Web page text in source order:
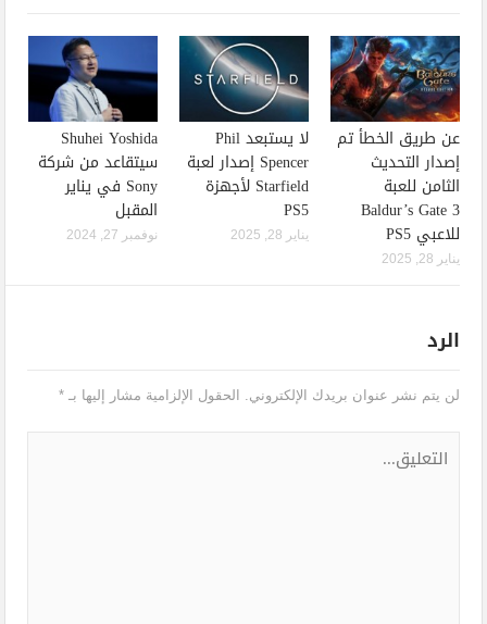
عن طريق الخطأ تم
إصدار التحديث
الثامن للعبة
Baldur’s Gate 3
للاعبي PS5
يناير 28, 2025
لا يستبعد Phil
Spencer إصدار لعبة
Starfield لأجهزة
PS5
يناير 28, 2025
Shuhei Yoshida
سيتقاعد من شركة
Sony في يناير
المقبل
نوفمبر 27, 2024
الرد
لن يتم نشر عنوان بريدك الإلكتروني. الحقول الإلزامية مشار إليها بـ*